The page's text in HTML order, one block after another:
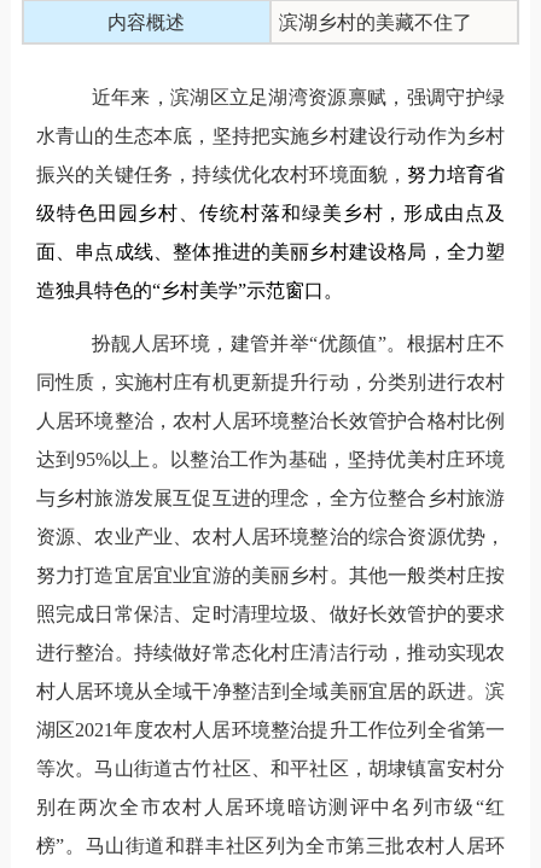
内容概述 滨湖乡村的美藏不住了
近年来，滨湖区立足湖湾资源禀赋，强调守护绿
水青山的生态本底，坚持把实施乡村建设行动作为乡村
振兴的关键任务，持续优化农村环境面貌，努力培育省
级特色田园乡村、传统村落和绿美乡村，形成由点及
面、串点成线、整体推进的美丽乡村建设格局，全力塑
造独具特色的“乡村美学”示范窗口。
扮靓人居环境，建管并举“优颜值”。 根据村庄不
同性质，实施村庄有机更新提升行动，分类别进行农村
人居环境整治，农村人居环境整治长效管护合格村比例
达到 95%以上。以整治工作为基础，坚持优美村庄环境
与乡村旅游发展互促互进的理念，全方位整合乡村旅游
资源、农业产业、农村人居环境整治的综合资源优势，
努力打造宜居宜业宜游的美丽乡村。 其他一般类村庄按
照完成日常保洁、定时清理垃圾、做好长效管护的要求
进行整治。持续做好常态化村庄清洁行动，推动实现农
村人居环境从全域干净整洁到全域美丽宜居的跃进。滨
湖区2021年度农村人居环境整治提升工作位列全省第一
等次。马山街道古竹社区、和平社区，胡埭镇富安村分
别在两次全市农村人居环境暗访测评中名列市级“红
榜”。马山街道和群丰社区列为全市第三批农村人居环